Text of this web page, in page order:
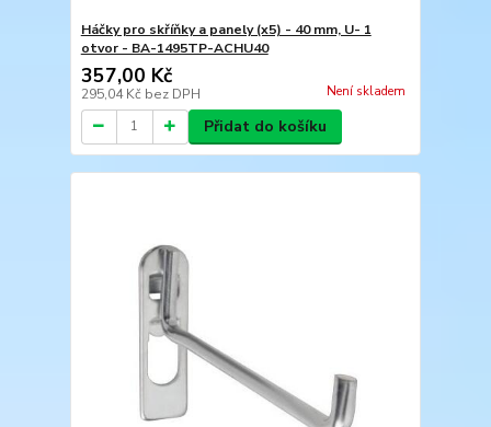
Háčky pro skříňky a panely (x5) - 40 mm, U- 1
otvor - BA-1495TP-ACHU40
357,00 Kč
295,04 Kč bez DPH Není skladem
Přidat do košíku